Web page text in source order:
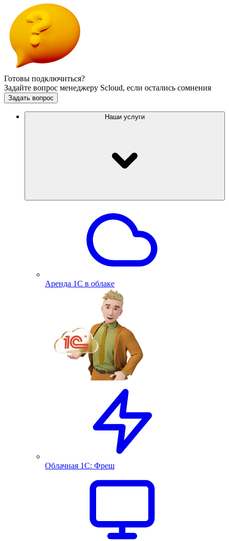
Готовы подключиться?
Задайте вопрос менеджеру Scloud, если остались сомнения
Задать вопрос
Наши услуги
Аренда 1С в облаке
Облачная 1С: Фреш